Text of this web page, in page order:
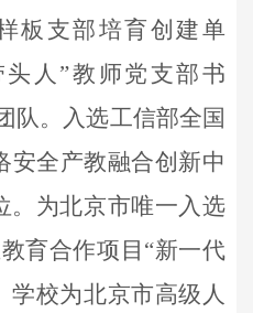
板支部培育创建单
人 ”教师党支部书
队。
入选工信部全国
安全产教融合创新中
。为北京市唯一入选
育合作项目 “新一代
学校为北京市高级人